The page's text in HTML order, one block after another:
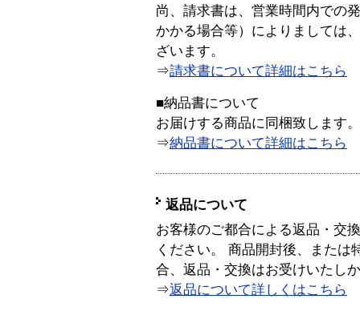
尚、請求書は、営業時間内での
かかる場合等）によりましては
ざいます。
⇒請求書について詳細はこちら
■納品書について
お届けする商品に同梱致します。
⇒納品書について詳細はこちら
返品について
お客様のご都合による返品・交
ください。 商品開封後、または
合、返品・交換はお受けいたし
⇒返品について詳しくはこちら